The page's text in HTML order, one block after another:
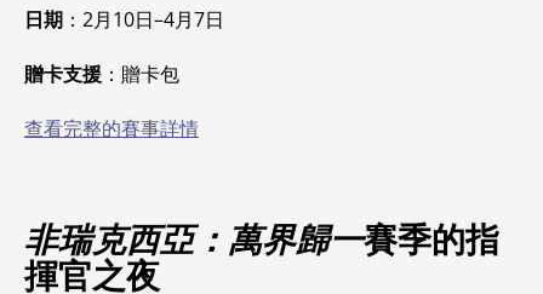
日期 ：2月10日–4月7日
贈卡支援 ：贈卡包
查看完整的賽事詳情
非瑞克西亞：萬界歸一賽季的指
揮官之夜